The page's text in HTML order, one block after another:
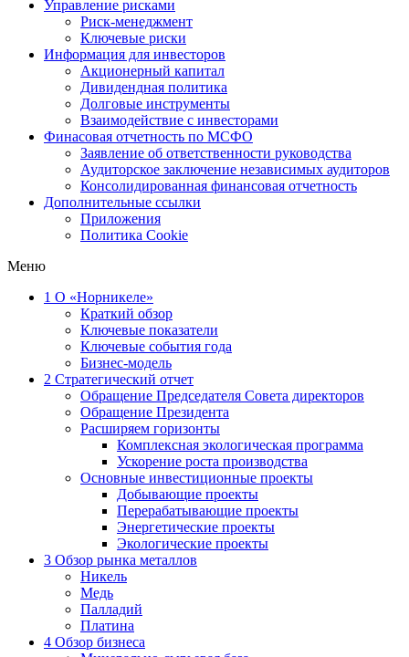
Управление рисками
Риск-менеджмент
Ключевые риски
Информация для инвесторов
Акционерный капитал
Дивидендная политика
Долговые инструменты
Взаимодействие с инвеcторами
Финасовая отчетность по МСФО
Заявление об ответственности руководства
Аудиторское заключение независимых аудиторов
Консолидированная финансовая отчетность
Дополнительные ссылки
Приложения
Политика Cookie
Меню
1 О «Норникеле»
Краткий обзор
Ключевые показатели
Ключевые события года
Бизнес-модель
2 Стратегический отчет
Обращение Председателя Совета директоров
Обращение Президента
Расширяем горизонты
Комплексная экологическая программа
Ускорение роста производства
Основные инвестиционные проекты
Добывающие проекты
Перерабатывающие проекты
Энергетические проекты
Экологические проекты
3 Обзор рынка металлов
Никель
Медь
Палладий
Платина
4 Обзор бизнеса